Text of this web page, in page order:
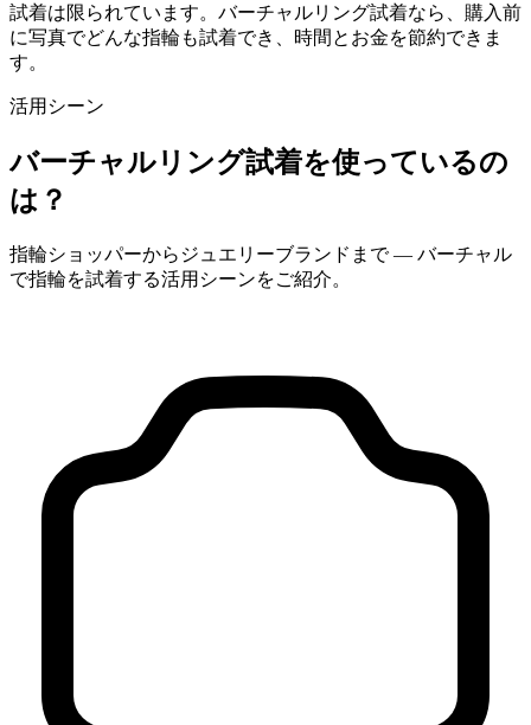
試着は限られています。バーチャルリング試着なら、購入前
に写真でどんな指輪も試着でき、時間とお金を節約できま
す。
活用シーン
バーチャルリング試着を使っているの
は？
指輪ショッパーからジュエリーブランドまで — バーチャル
で指輪を試着する活用シーンをご紹介。